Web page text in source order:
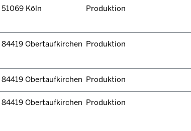
51069 Köln Produktion
84419 Obertaufkirchen Produktion
84419 Obertaufkirchen Produktion
84419 Obertaufkirchen Produktion